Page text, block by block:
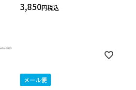
3,850 税込
メール便
予約販売
本店限定